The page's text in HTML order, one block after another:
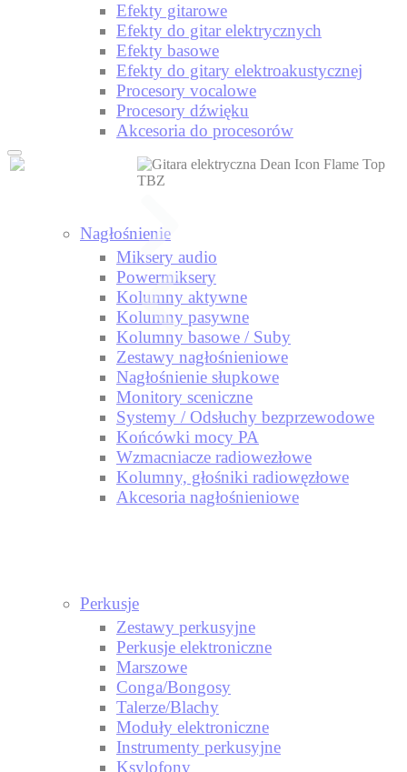
Efekty gitarowe
Efekty do gitar elektrycznych
Efekty basowe
Efekty do gitary elektroakustycznej
Procesory vocalowe
Procesory dźwięku
Akcesoria do procesorów
Nagłośnienie
Miksery audio
Powermiksery
Kolumny aktywne
Kolumny pasywne
Kolumny basowe / Suby
Zestawy nagłośnieniowe
Nagłośnienie słupkowe
Monitory sceniczne
Systemy / Odsłuchy bezprzewodowe
Końcówki mocy PA
Wzmacniacze radiowezłowe
Kolumny, głośniki radiowęzłowe
Akcesoria nagłośnieniowe
Perkusje
Zestawy perkusyjne
Perkusje elektroniczne
Marszowe
Conga/Bongosy
Talerze/Blachy
Moduły elektroniczne
Instrumenty perkusyjne
Ksylofony